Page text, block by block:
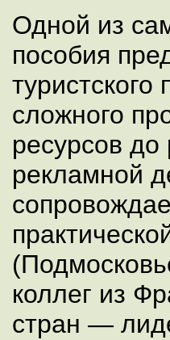
Одной из
пособия
туристского
сложного
ресурсов до
рекламной
коллег из
стран —